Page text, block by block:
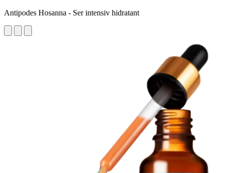
Antipodes Hosanna - Ser intensiv hidratant